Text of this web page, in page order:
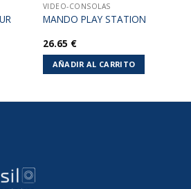
VIDEO-CONSOLAS
MANDO PLAY STATION
26.65 €
AÑADIR AL CARRITO